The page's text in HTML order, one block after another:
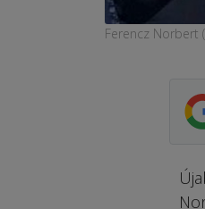
Ferencz Norbert